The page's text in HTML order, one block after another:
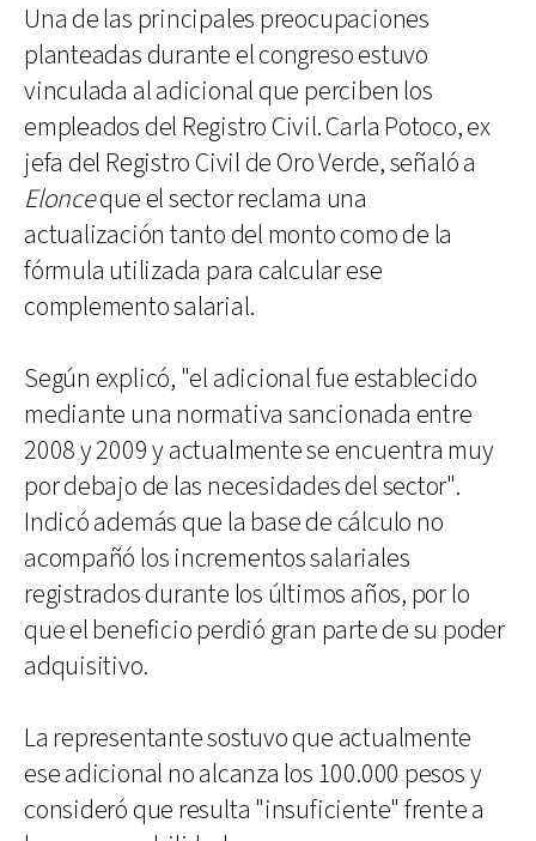
Una de las principales preocupaciones
planteadas durante el congreso estuvo
vinculada al adicional que perciben los
empleados del Registro Civil. Carla Potoco, ex
jefa del Registro Civil de Oro Verde, señaló a
Elonceque el sector reclama una
actualización tanto del monto como de la
fórmula utilizada para calcular ese
complemento salarial.
Según explicó, "el adicional fue establecido
mediante una normativa sancionada entre
2008 y 2009 y actualmente se encuentra muy
por debajo de las necesidades del sector".
Indicó además que la base de cálculo no
acompañó los incrementos salariales
registrados durante los últimos años, por lo
que el beneficio perdió gran parte de su poder
adquisitivo.
La representante sostuvo que actualmente
ese adicional no alcanza los 100.000 pesos y
consideró que resulta "insuficiente" frente a